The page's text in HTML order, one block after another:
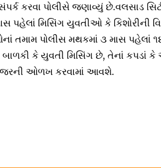
કરવા પોલીસે જણાવ્યું છે.વલસાડ
પહેલાં મિસિંગ યુવતીઓ કે કિશોરીની
પોલીસ મથકમાં ૩ માસ પહેલાં
બાળકી કે યુવતી મિસિંગ છે, તેનાં
ઓળખ કરવામાં આવશે.